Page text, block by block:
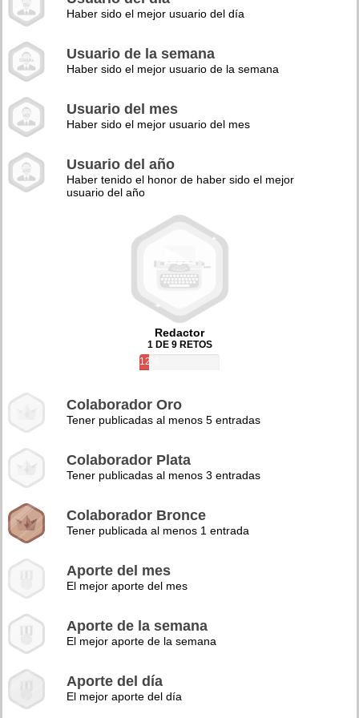
Haber sido el mejor usuario del día
Usuario de la semana
Haber sido el mejor usuario de la semana
Usuario del mes
Haber sido el mejor usuario del mes
Usuario del año
Haber tenido el honor de haber sido el mejor
usuario del año
Redactor
1 DE 9 RETOS
12%
Colaborador Oro
Tener publicadas al menos 5 entradas
Colaborador Plata
Tener publicadas al menos 3 entradas
Colaborador Bronce
Tener publicada al menos 1 entrada
Aporte del mes
El mejor aporte del mes
Aporte de la semana
El mejor aporte de la semana
Aporte del día
El mejor aporte del día